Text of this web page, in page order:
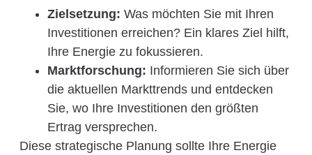
Zielsetzung: Was möchten Sie mit Ihren
Investitionen erreichen? Ein klares Ziel hilft,
Ihre Energie zu fokussieren.
Marktforschung: Informieren Sie sich über
die aktuellen Markttrends und entdecken
Sie, wo Ihre Investitionen den größten
Ertrag versprechen.
Diese strategische Planung sollte Ihre Energie